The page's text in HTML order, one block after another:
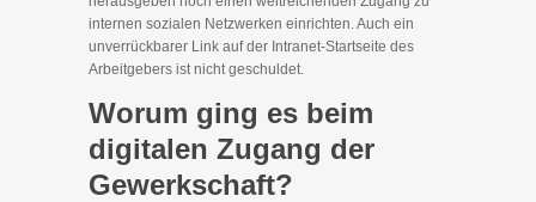
internen sozialen Netzwerken einrichten. Auch ein
unverrückbarer Link auf der Intranet-Startseite des
Arbeitgebers ist nicht geschuldet.
Worum ging es beim
digitalen Zugang der
Gewerkschaft?